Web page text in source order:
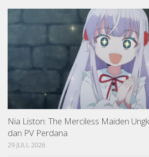
Nia Liston: The Merciless Maiden
dan PV Perdana
29 JULI, 2026